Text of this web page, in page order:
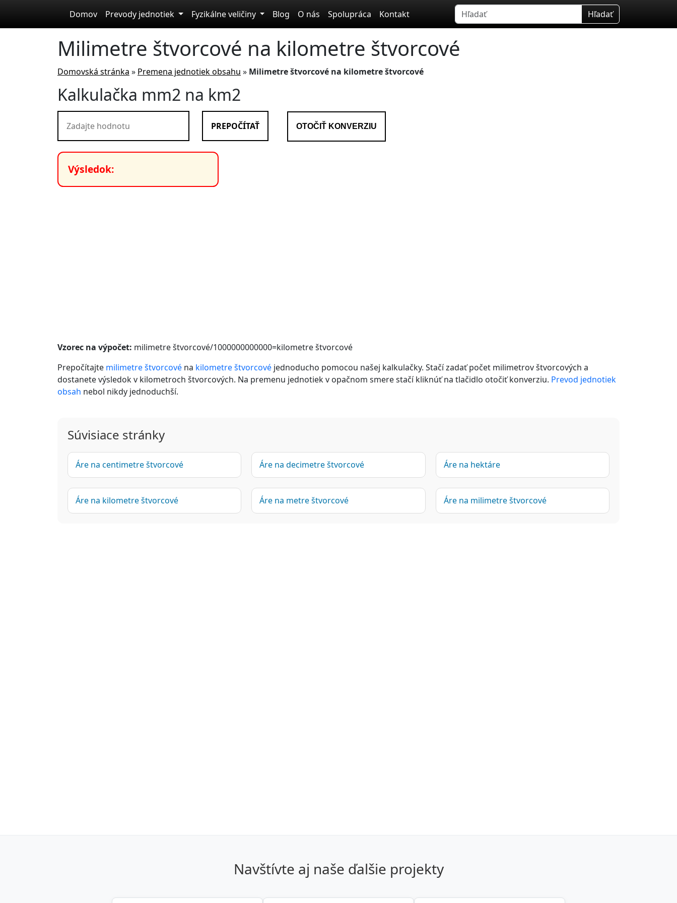
Domov Prevody jednotiek Fyzikálne veličiny Blog O nás Spolupráca Kontakt Hľadať
Milimetre štvorcové na kilometre štvorcové
Domovská stránka » Premena jednotiek obsahu » Milimetre štvorcové na kilometre štvorcové
Kalkulačka mm2 na km2
PREPOČÍTAŤ OTOČIŤ KONVERZIU
Výsledok:
Vzorec na výpočet: milimetre štvorcové/1000000000000=kilometre štvorcové
Prepočítajte milimetre štvorcové na kilometre štvorcové jednoducho pomocou našej kalkulačky. Stačí zadať počet milimetrov štvorcových a
dostanete výsledok v kilometroch štvorcových. Na premenu jednotiek v opačnom smere stačí kliknúť na tlačidlo otočiť konverziu. Prevod jednotiek
obsah nebol nikdy jednoduchší.
Súvisiace stránky
Áre na centimetre štvorcové Áre na decimetre štvorcové Áre na hektáre
Áre na kilometre štvorcové Áre na metre štvorcové Áre na milimetre štvorcové
Navštívte aj naše ďalšie projekty